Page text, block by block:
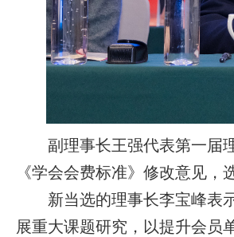
副理事长王强代表第一届理
《学会会费标准》修改意见
新当选的理事长李宝峰表示
展重大课题研究，以提升会员